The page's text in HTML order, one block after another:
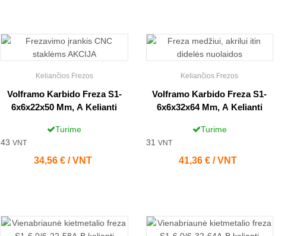
Keliančios Frezos
Volframo Karbido Freza S1-
6x6x22x50 Mm, A Kelianti
Turime
43 VNT
Kaina
34,56 € / VNT
Keliančios Frezos
Volframo Karbido Freza S1-
6x6x32x64 Mm, A Kelianti
Turime
31 VNT
Kaina
41,36 € / VNT